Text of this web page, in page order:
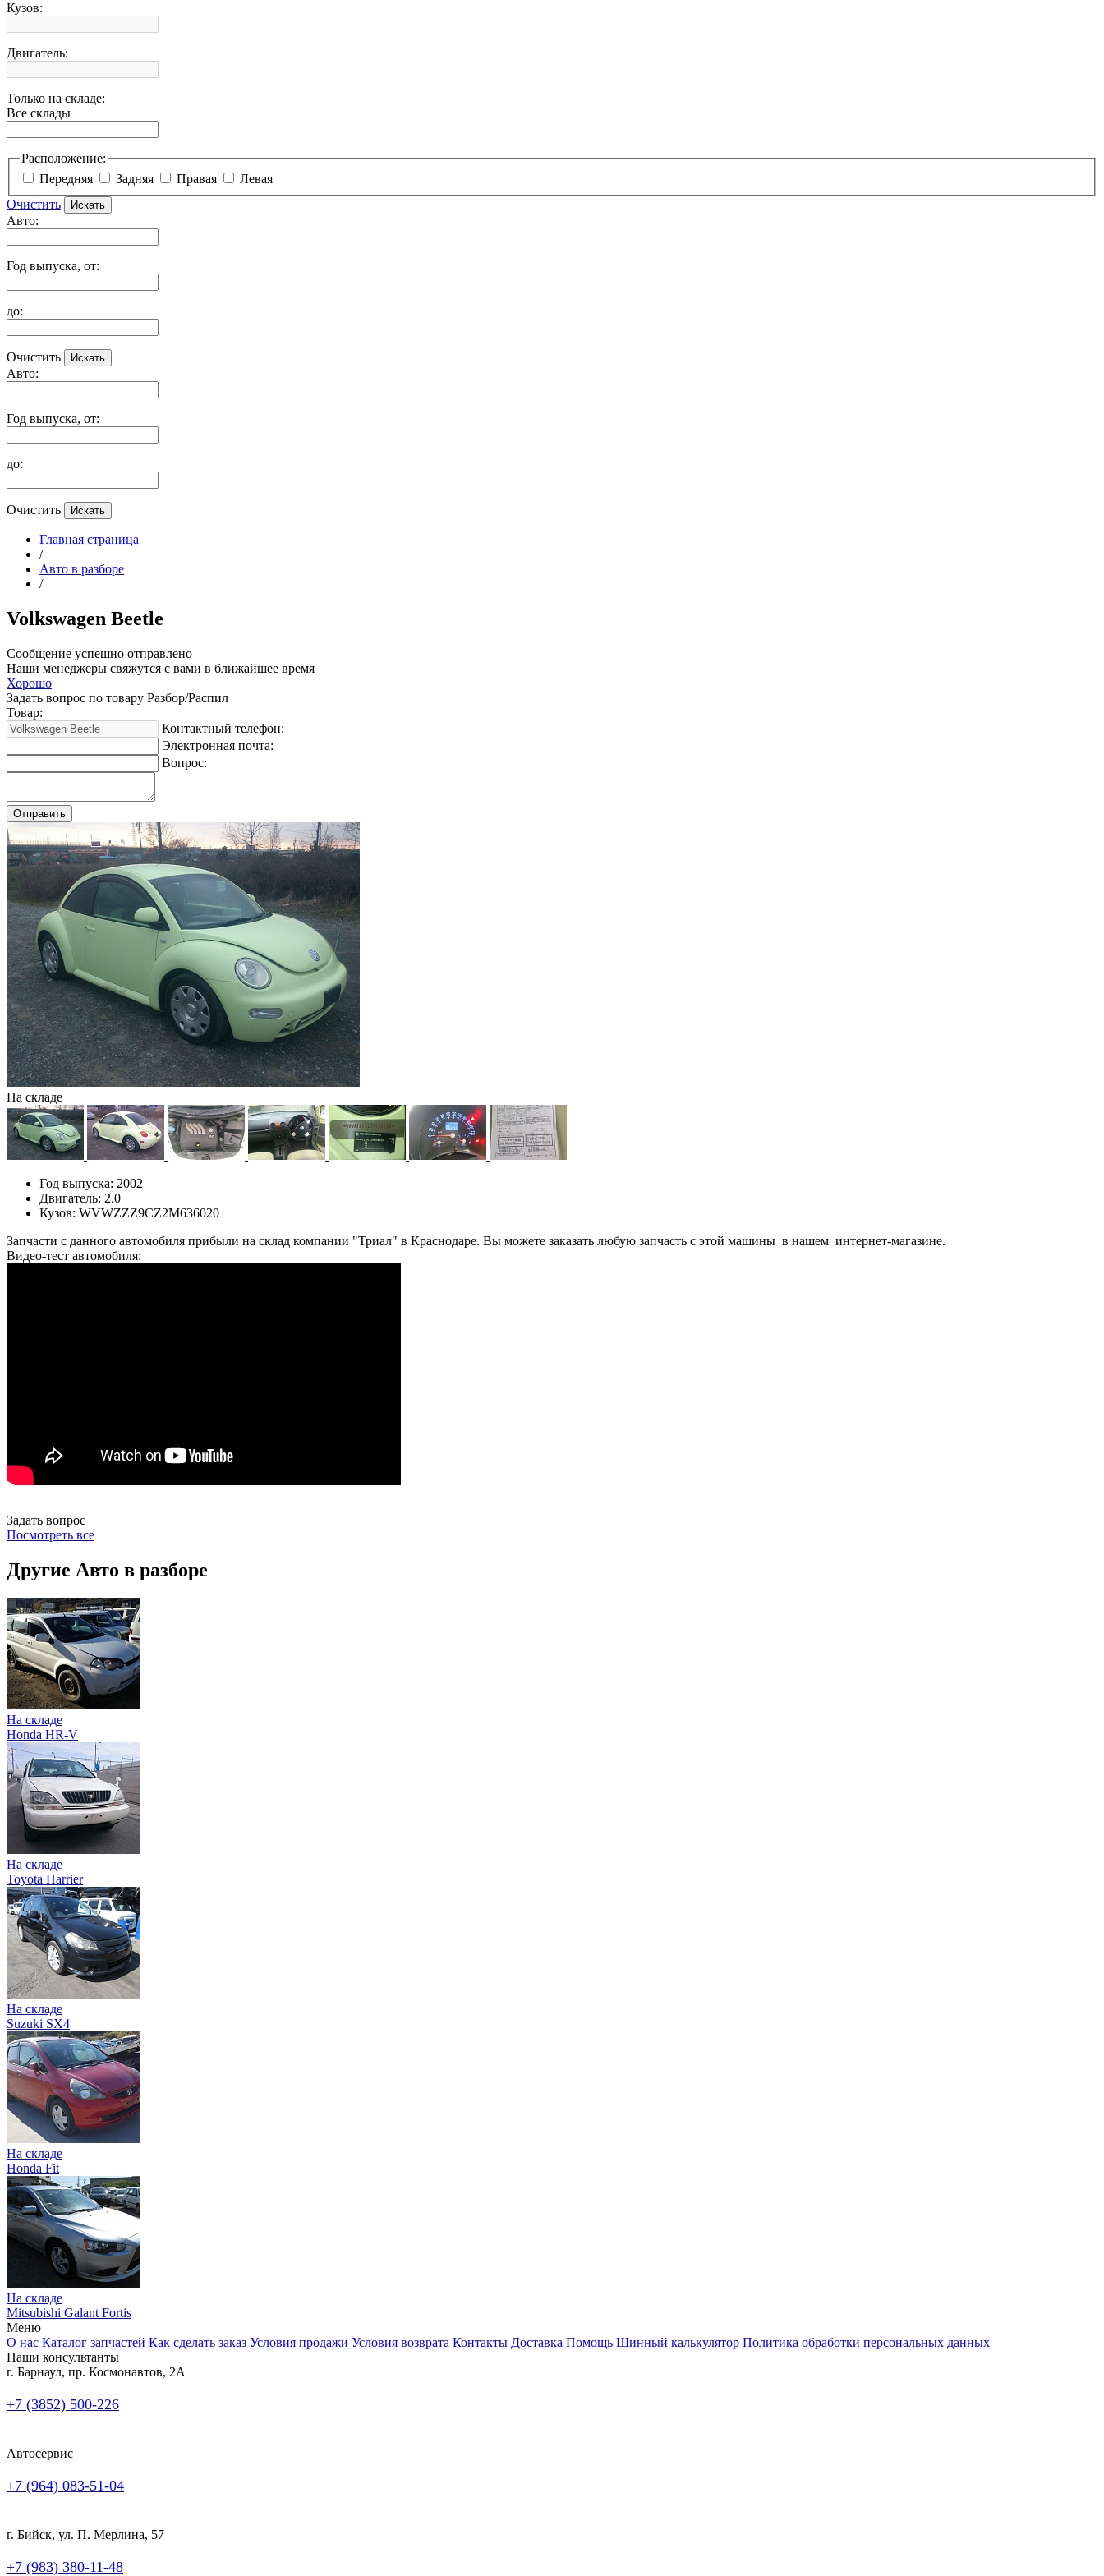
Кузов:
Двигатель:
Только на складе:
Все склады
Расположение:
Передняя
Задняя Правая
Левая
Очистить
Авто:
Год выпуска, от:
до:
Очистить
Авто:
Год выпуска, от:
до:
Очистить
Главная страница
/
Авто в разборе
/
Volkswagen Beetle
Сообщение успешно отправлено
Наши менеджеры свяжутся с вами в ближайшее время
Хорошо
Задать вопрос по товару Разбор/Распил
Товар:
Контактный телефон:
Электронная почта:
Вопрос:
На складе
Год выпуска: 2002
Двигатель: 2.0
Кузов: WVWZZZ9CZ2M636020
Запчасти с данного автомобиля прибыли на склад компании "Триал" в Краснодаре. Вы можете заказать любую запчасть с этой машины в нашем интернет-магазине.
Видео-тест автомобиля:
Задать вопрос
Посмотреть все
Другие Авто в разборе
На складе
Honda HR-V
На складе
Toyota Harrier
На складе
Suzuki SX4
На складе
Honda Fit
На складе
Mitsubishi Galant Fortis
Меню
О нас Каталог запчастей Как сделать заказ Условия продажи Условия возврата Контакты Доставка Помощь Шинный калькулятор Политика обработки персональных данных
Наши консультанты
г. Барнаул, пр. Космонавтов, 2А
+7 (3852) 500-226
Автосервис
+7 (964) 083-51-04
г. Бийск, ул. П. Мерлина, 57
+7 (983) 380-11-48